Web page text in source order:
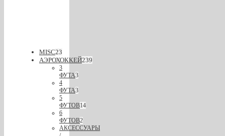
MISC23
АЭРОХОККЕЙ239
3
ФУТА3
4
ФУТА3
5
ФУТОВ14
6
ФУТОВ2
АКСЕССУАРЫ